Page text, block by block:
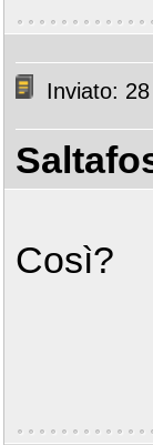
Inviato:
Così?